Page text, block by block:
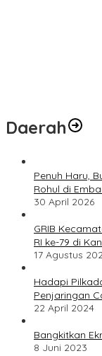
Daerah
Penuh Haru,
Rohul di
30 April 2026
GRIB
RI ke-79 di
17 Agustus
Hadapi
Penjaringan
22 April 2024
Bangkitkan
8 Juni 2023